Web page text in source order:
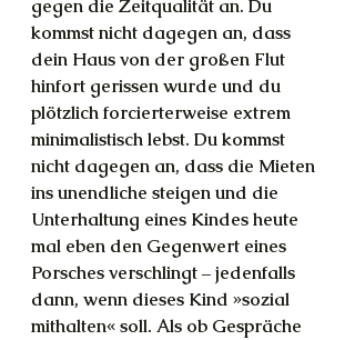
gegen die Zeitqualität an. Du
kommst nicht dagegen an, dass
dein Haus von der großen Flut
hinfort gerissen wurde und du
plötzlich forcierterweise extrem
minimalistisch lebst. Du kommst
nicht dagegen an, dass die Mieten
ins unendliche steigen und die
Unterhaltung eines Kindes heute
mal eben den Gegenwert eines
Porsches verschlingt – jedenfalls
dann, wenn dieses Kind »sozial
mithalten« soll. Als ob Gespräche